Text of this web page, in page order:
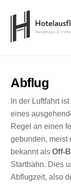
content
Abflug
In der Luftfahrt
eines
Regel an einen
gebunden, meist
bekannt alsOff-
Startbahn. Dies
Abflugzeit, also